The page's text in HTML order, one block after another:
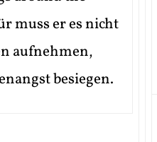
muss er es nicht
aufnehmen,
besiegen.